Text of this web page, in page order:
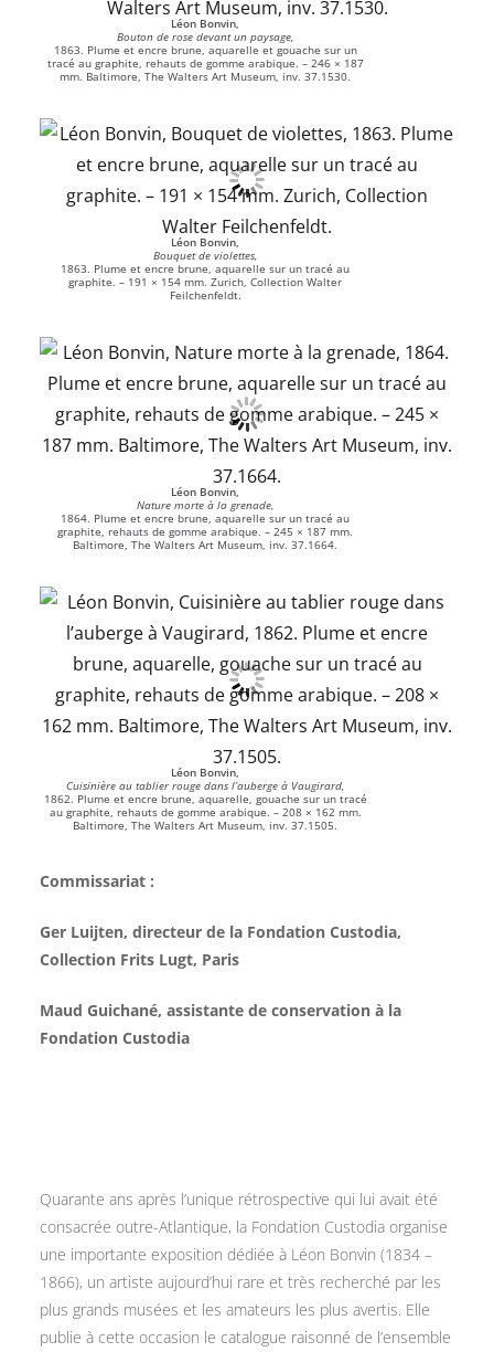
Léon Bonvin,
Bouton de rose devant un paysage,
1863. Plume et encre brune, aquarelle et gouache sur un
tracé au graphite, rehauts de gomme arabique. – 246 × 187
mm. Baltimore, The Walters Art Museum, inv. 37.1530.
Léon Bonvin,
Bouquet de violettes,
1863. Plume et encre brune, aquarelle sur un tracé au
graphite. – 191 × 154 mm. Zurich, Collection Walter
Feilchenfeldt.
Léon Bonvin,
Nature morte à la grenade,
1864. Plume et encre brune, aquarelle sur un tracé au
graphite, rehauts de gomme arabique. – 245 × 187 mm.
Baltimore, The Walters Art Museum, inv. 37.1664.
Léon Bonvin,
Cuisinière au tablier rouge dans l’auberge à Vaugirard,
1862. Plume et encre brune, aquarelle, gouache sur un tracé
au graphite, rehauts de gomme arabique. – 208 × 162 mm.
Baltimore, The Walters Art Museum, inv. 37.1505.
Commissariat :
Ger Luijten, directeur de la Fondation Custodia,
Collection Frits Lugt, Paris
Maud Guichané, assistante de conservation à la
Fondation Custodia
Quarante ans après l’unique rétrospective qui lui avait été
consacrée outre-Atlantique, la Fondation Custodia organise
une importante exposition dédiée à Léon Bonvin (1834 –
1866), un artiste aujourd’hui rare et très recherché par les
plus grands musées et les amateurs les plus avertis. Elle
publie à cette occasion le catalogue raisonné de l’ensemble